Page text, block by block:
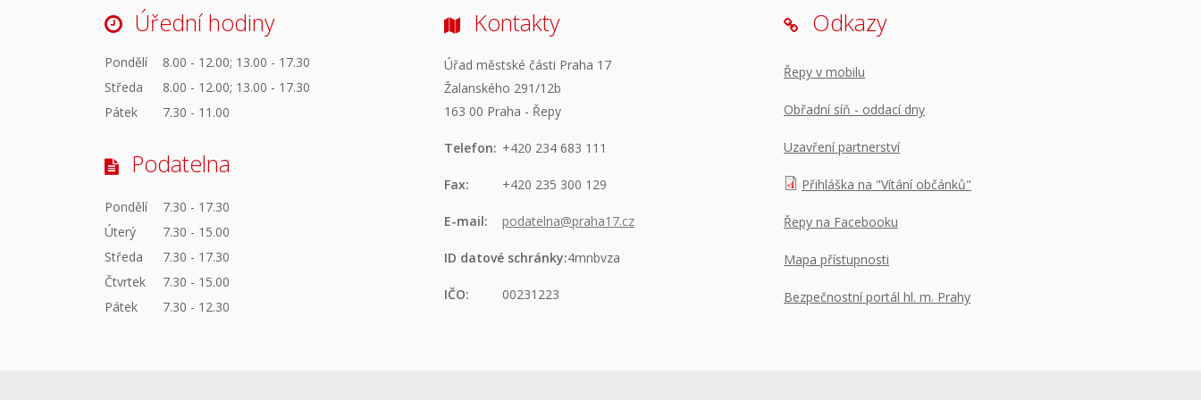
Úřední hodiny
Pondělí
8.00 - 12.00; 13.00 - 17.30
Středa
8.00 - 12.00; 13.00 - 17.30
Pátek
7.30 - 11.00
Podatelna
Pondělí
7.30 - 17.30
Úterý
7.30 - 15.00
Středa
7.30 - 17.30
Čtvrtek
7.30 - 15.00
Pátek
7.30 - 12.30
Kontakty
Úřad městské části Praha 17
Žalanského 291/12b
163 00 Praha - Řepy
Telefon: +420 234 683 111
Fax: +420 235 300 129
E-mail: podatelna@praha17.cz
ID datové schránky:4mnbvza
IČO: 00231223
Odkazy
Řepy v mobilu
Obřadní síň - oddací dny
Uzavření partnerství
Přihláška na "Vítání občánků"
Řepy na Facebooku
Mapa přístupnosti
Bezpečnostní portál hl. m. Prahy